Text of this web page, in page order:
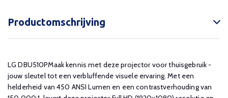
Productomschrijving
LG DBU510PMaak kennis met deze projector voor thuisgebruik -
jouw sleutel tot een verbluffende visuele ervaring. Met een
helderheid van 450 ANSI Lumen en een contrastverhouding van